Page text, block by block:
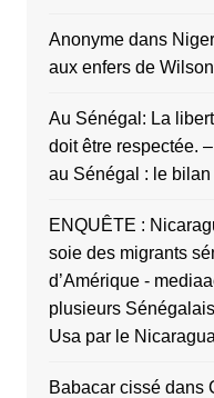
Anonymedans
aux enfers de
Au Sénégal: La
doit être respectée.
au Sénégal : le
ENQUÊTE :
soie des migrants
d’Amérique -
plusieurs
Usa par le Nicaragua
Babacar cissédans